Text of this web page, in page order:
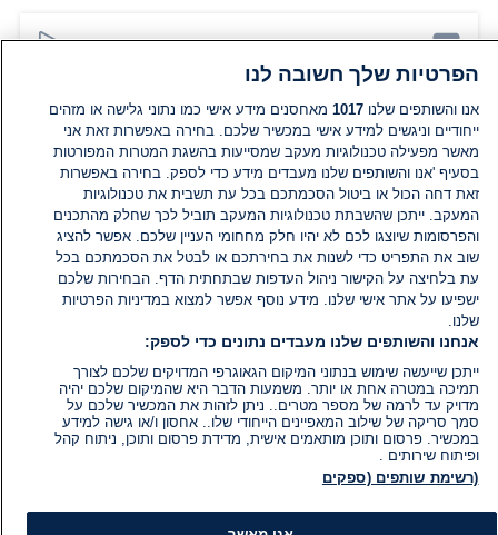
הוסף תגובה
הפרטיות שלך חשובה לנו
אנו והשותפים שלנו1017 מאחסנים מידע אישי כמו נתוני גלישה או מזהים
ייחודיים וניגשים למידע אישי במכשיר שלכם. בחירה באפשרות זאת אני
מאשר מפעילה טכנולוגיות מעקב שמסייעות בהשגת המטרות המפורטות
בסעיף 'אנו והשותפים שלנו מעבדים מידע כדי לספק. בחירה באפשרות
זאת דחה הכול או ביטול הסכמתכם בכל עת תשבית את טכנולוגיות
המעקב. ייתכן שהשבתת טכנולוגיות המעקב תוביל לכך שחלק מהתכנים
והפרסומות שיוצגו לכם לא יהיו חלק מחחומי העניין שלכם. אפשר להציג
שוב את התפריט כדי לשנות את בחירתכם או לבטל את הסכמתכם בכל
עת בלחיצה על הקישור ניהול העדפות שבתחתית הדף. הבחירות שלכם
ישפיעו על אתר אישי שלנו. מידע נוסף אפשר למצוא במדיניות הפרטיות
שלנו.
אנחנו והשותפים שלנו מעבדים נתונים כדי לספק:
ייתכן שייעשה שימוש בנתוני המיקום הגאוגרפי המדויקים שלכם לצורך
תמיכה במטרה אחת או יותר. משמעות הדבר היא שהמיקום שלכם יהיה
מדויק עד לרמה של מספר מטרים.. ניתן לזהות את המכשיר שלכם על
סמך סריקה של שילוב המאפיינים הייחודי שלו.. אחסון ו/או גישה למידע
במכשיר. פרסום ותוכן מותאמים אישית, מדידת פרסום ותוכן, ניתוח קהל
ופיתוח שירותים .
(רשימת שותפים (ספקים